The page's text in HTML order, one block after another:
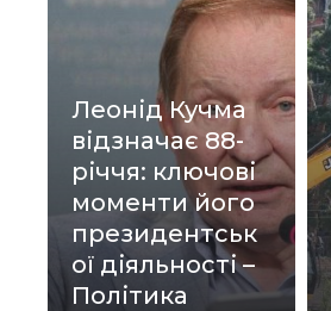
Леонід Кучма
відзначає 88-
річчя: ключові
моменти його
президентськ
ої діяльності –
Політика